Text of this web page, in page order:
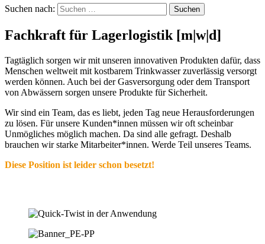
Suchen nach:
Fachkraft für Lager­lo­gistik [m|w|d]
Tagtäglich sorgen wir mit unseren innova­tiven Produkten dafür, dass
Menschen weltweit mit kostbarem Trink­wasser zuver­lässig versorgt
werden können. Auch bei der Gasver­sorgung oder dem Transport
von Abwässern sorgen unsere Produkte für Sicherheit.
Wir sind ein Team, das es liebt, jeden Tag neue Heraus­for­de­rungen
zu lösen. Für unsere Kunden*innen müssen wir oft scheinbar
Unmög­liches möglich machen. Da sind alle gefragt. Deshalb
brauchen wir starke Mitarbeiter*innen. Werde Teil unseres Teams.
Diese Position ist leider schon besetzt!